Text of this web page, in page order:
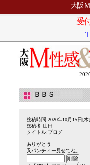
大阪
受
ＢＢＳ
投稿時間:2020年10月15日[木
投稿者:山田
タイトル:ブログ
ありがとう
又パンチィー見せてね。